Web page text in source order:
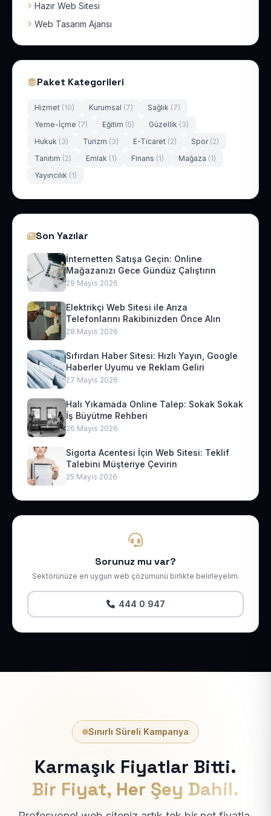
Hazır Web Sitesi
Web Tasarım Ajansı
Paket Kategorileri
Hizmet (10) Kurumsal (7) Sağlık (7)
Yeme-İçme (7) Eğitim (5) Güzellik (3)
Hukuk (3) Turizm (3) E-Ticaret (2) Spor (2)
Tanıtım (2) Emlak (1) Finans (1) Mağaza (1)
Yayıncılık (1)
Son Yazılar
İnternetten Satışa Geçin: Online
Mağazanızı Gece Gündüz Çalıştırın
29 Mayıs 2026
Elektrikçi Web Sitesi ile Arıza
Telefonlarını Rakibinizden Önce Alın
28 Mayıs 2026
Sıfırdan Haber Sitesi: Hızlı Yayın, Google
Haberler Uyumu ve Reklam Geliri
27 Mayıs 2026
Halı Yıkamada Online Talep: Sokak Sokak
İş Büyütme Rehberi
26 Mayıs 2026
Sigorta Acentesi İçin Web Sitesi: Teklif
Talebini Müşteriye Çevirin
25 Mayıs 2026
Sorunuz mu var?
Sektörünüze en uygun web çözümünü birlikte belirleyelim.
444 0 947
Sınırlı Süreli Kampanya
Karmaşık Fiyatlar Bitti.
Bir Fiyat, Her Şey Dahil.